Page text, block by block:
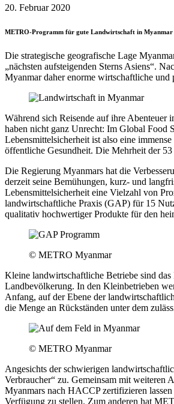
20. Februar 2020
METRO-Programm für gute Landwirtschaft in Myanmar
Die strategische geografische Lage
„nächsten aufsteigenden Sterns Asiens“.
Myanmar daher enorme wirtschaftliche
Während sich Reisende auf ihre
haben nicht ganz Unrecht: Im Global Food
Lebensmittelsicherheit ist also eine
öffentliche Gesundheit. Die Mehrheit der
Die Regierung Myanmars hat die
derzeit seine Bemühungen, kurz- und
Lebensmittelsicherheit eine Vielzahl von
landwirtschaftliche Praxis (GAP) für 15
qualitativ hochwertiger Produkte für den
© METRO Myanmar
Kleine landwirtschaftliche Betriebe sind
Landbevölkerung. In den Kleinbetrieben
Anfang, auf der Ebene der
die Menge an Rückständen unter dem
© METRO Myanmar
Angesichts der schwierigen
Verbraucher“ zu. Gemeinsam mit weiteren
Myanmars nach HACCP zertifizieren
Verfügung zu stellen. Zum anderen hat